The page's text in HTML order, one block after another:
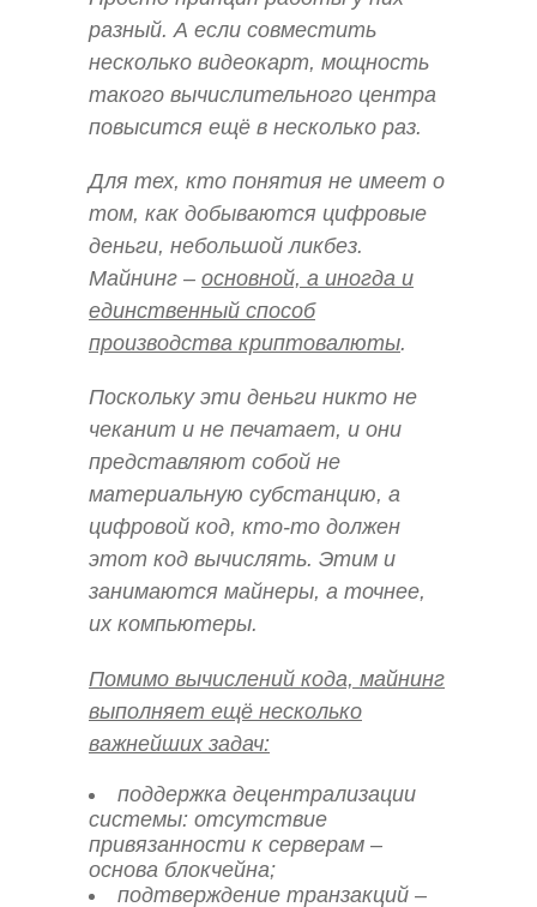
разный. А если совместить
несколько видеокарт, мощность
такого вычислительного центра
повысится ещё в несколько раз.
Для тех, кто понятия не имеет о
том, как добываются цифровые
деньги, небольшой ликбез.
Майнинг – основной, а иногда и
единственный способ
производства криптовалюты.
Поскольку эти деньги никто не
чеканит и не печатает, и они
представляют собой не
материальную субстанцию, а
цифровой код, кто-то должен
этот код вычислять. Этим и
занимаются майнеры, а точнее,
их компьютеры.
Помимо вычислений кода, майнинг
выполняет ещё несколько
важнейших задач:
поддержка децентрализации
системы: отсутствие
привязанности к серверам –
основа блокчейна;
подтверждение транзакций –